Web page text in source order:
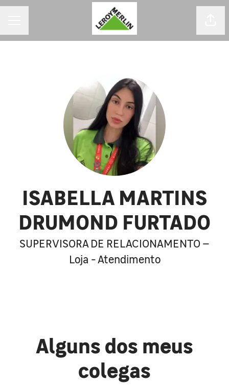
ISABELLA MARTINS
DRUMOND FURTADO
SUPERVISORA DE RELACIONAMENTO –
Loja - Atendimento
Alguns dos meus
colegas